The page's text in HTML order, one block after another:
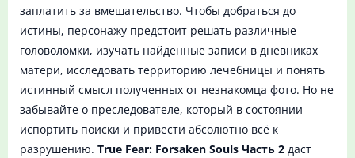
заплатить за вмешательство. Чтобы добраться до
истины, персонажу предстоит решать различные
головоломки, изучать найденные записи в дневниках
матери, исследовать территорию лечебницы и понять
истинный смысл полученных от незнакомца фото. Но не
забывайте о преследователе, который в состоянии
испортить поиски и привести абсолютно всё к
разрушению. True Fear: Forsaken Souls Часть 2 даст